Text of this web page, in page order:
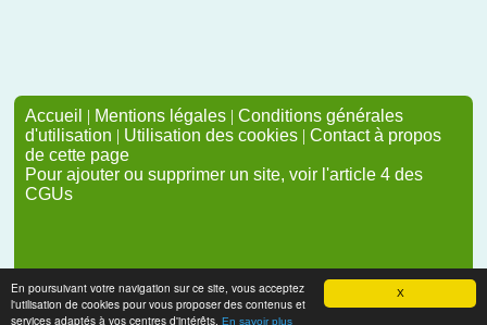
X
En poursuivant votre navigation sur ce site, vous acceptez
l'utilisation de cookies pour vous proposer des contenus et
services adaptés à vos centres d'intérêts. En savoir plus
Accueil | Mentions légales | Conditions générales
d'utilisation | Utilisation des cookies | Contact à propos
de cette page
Pour ajouter ou supprimer un site, voir l'article 4 des
CGUs